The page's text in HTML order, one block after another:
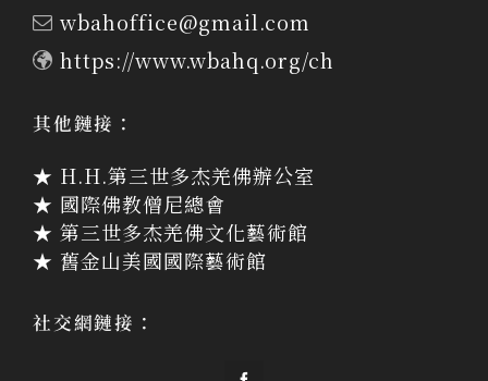
wbahoffice@gmail.com
https://www.wbahq.org/ch
其他鏈接：
★ H.H.第三世多杰羌佛辦公室
★ 國際佛教僧尼總會
★ 第三世多杰羌佛文化藝術館
★ 舊金山美國國際藝術館
社交網鏈接：